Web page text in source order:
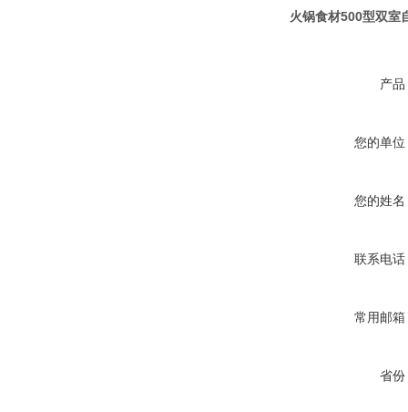
火锅食材500型双室
产品
您的单位
您的姓名
联系电话
常用邮箱
省份